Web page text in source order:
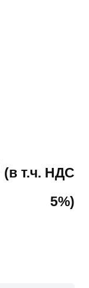
(в т.ч. НДС
5%)